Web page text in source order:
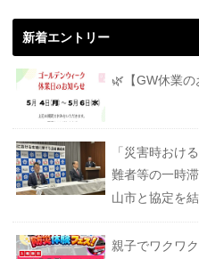
新着エントリー
🌿【GW休業
「災害時おけ
難者等の一時
山市と協定を
親子でワクワ